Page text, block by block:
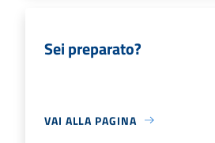
Sei preparato?
VAI ALLA PAGINA